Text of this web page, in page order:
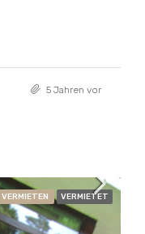
5 Jahren vor
VERMIETEN VERMIETET